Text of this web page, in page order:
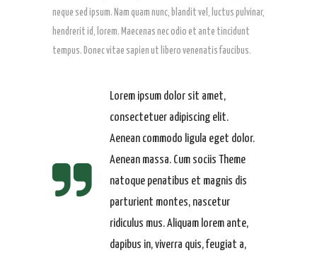
neque sed ipsum. Nam quam nunc, blandit vel, luctus pulvinar,
hendrerit id, lorem. Maecenas nec odio et ante tincidunt
tempus. Donec vitae sapien ut libero venenatis faucibus.
Lorem ipsum dolor sit amet,
consectetuer adipiscing elit.
Aenean commodo ligula eget dolor.
Aenean massa. Cum sociis Theme
natoque penatibus et magnis dis
parturient montes, nascetur
ridiculus mus. Aliquam lorem ante,
dapibus in, viverra quis, feugiat a,